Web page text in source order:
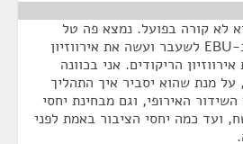
לא קורה בפועל. נמצא פה טל
ברנע שהוא מפיק בכיר ב-EBU לשעבר ועשה את אירווזיון
הריקודים. אני בכוונה
על מנת שהוא יסביר איך התהליך
האירופי, וגם מבחינת יחסי
ועד כמה יחסי הציבור באמת לפני